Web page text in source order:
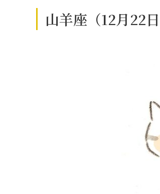
山羊座（12月22